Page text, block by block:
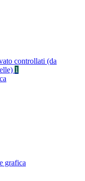
controllati (da
1
grafica